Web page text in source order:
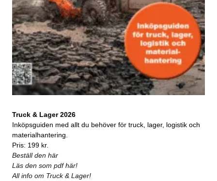
Truck & Lager 2026
Inköpsguiden med allt du behöver för truck, lager, logistik och
materialhantering.
Pris: 199 kr.
Beställ den här
Läs den som pdf här!
All info om Truck & Lager!